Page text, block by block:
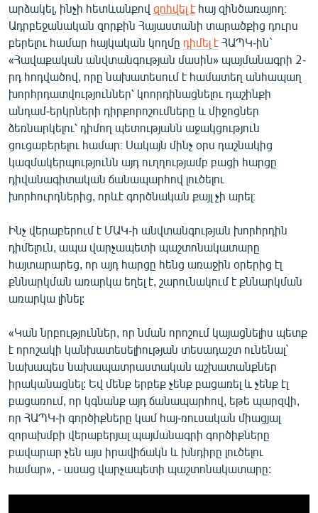
արձակել, ինչի հետևանքով զոհվել էհայ զինծառայող։
Ադրբեջանական զորքին Հայաստանի տարածքից դուրս
բերելու համար հայկական կողմը դիմել էՀԱՊԿ-ին`
«Հավաքական անվտանգության մասին» պայմանագրի 2-
րդ հոդվածով, որը նախատեսում է համատեղ անհապաղ
խորհրդատվություններ՝ կոորդինացնելու դաշինքի
անդամ-երկրների դիրքորոշումները և միջոցներ
ձեռնարկելու՝ դիմող պետությանն աջակցություն
ցուցաբերելու համար։ Սակայն մինչ օրս դաշնակից
կազմակերպությունն այդ ուղղությամբ բացի հարցը
դիվանագիտական ճանապարհով լուծելու
խորհուրդներից, որևէ գործնական քայլ չի արել։
Ինչ վերաբերում է ՄԱԿ-ի անվտանգության խորհրդին
դիմելուն, ապա վարչապետի պաշտոնակատարը
հայտարարեց, որ այդ հարցը հենց առաջին օրերից էլ
քննարկման առարկա եղել է, շարունակում է քննարկման
առարկա լինել:
«Կան նրբություններ, որ նման որոշում կայացնելիս պետք
է որոշակի կանխատեսելիության տեսադաշտ ունենալ`
նախապես նախապատրաստական աշխատանքներ
իրականացնել: Եվ մենք երբեք չենք բացառել և չենք էլ
բացառում, որ կգնանք այդ ճանապարհով, եթե պարզվի,
որ ՀԱՊԿ-ի գործիքները կամ հայ-ռուսական միացյալ
զորախմբի վերաբերյալ պայմանագրի գործիքները
բավարար չեն այս իրավիճակն և խնդիրը լուծելու
համար», - ասաց վարչապետի պաշտոնակատարը: